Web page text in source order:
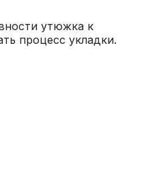
утюжка к
процесс укладки.